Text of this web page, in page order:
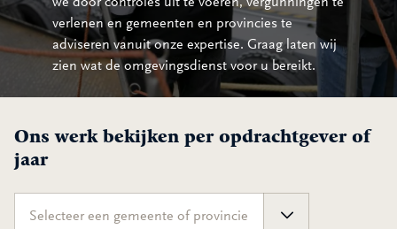
verlenen en gemeenten en provincies te
adviseren vanuit onze expertise. Graag laten wij
zien wat de omgevingsdienst voor u bereikt.
Ons werk bekijken per opdrachtgever of
jaar